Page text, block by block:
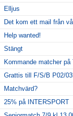
Elljus
Det kom ett mail från
Help wanted!
Stängt
Kommande matcher
Grattis till F/S/B P02/
Matchvärd?
25% på INTERSPORT